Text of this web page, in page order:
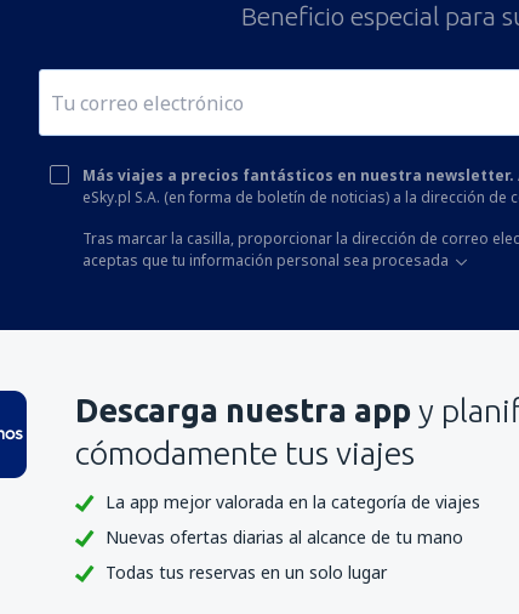
Beneficio especial para
Más viajes a precios fantásticos en nuestra newsletter.
eSky.pl S.A. (en forma de boletín de noticias) a la dirección
Tras marcar la casilla, proporcionar la dirección de correo
aceptas que tu información personal sea procesada
Descarga nuestra app y
cómodamente tus viajes
La app mejor valorada en la categoría de viajes
Nuevas ofertas diarias al alcance de tu mano
Todas tus reservas en un solo lugar